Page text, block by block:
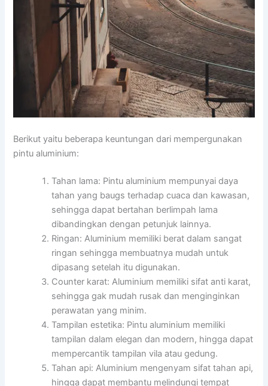
Berikut yaitu beberapa keuntungan dari mempergunakan
pintu aluminium:
Tahan lama: Pintu aluminium mempunyai daya
tahan yang baugs terhadap cuaca dan kawasan,
sehingga dapat bertahan berlimpah lama
dibandingkan dengan petunjuk lainnya.
Ringan: Aluminium memiliki berat dalam sangat
ringan sehingga membuatnya mudah untuk
dipasang setelah itu digunakan.
Counter karat: Aluminium memiliki sifat anti karat,
sehingga gak mudah rusak dan menginginkan
perawatan yang minim.
Tampilan estetika: Pintu aluminium memiliki
tampilan dalam elegan dan modern, hingga dapat
mempercantik tampilan vila atau gedung.
Tahan api: Aluminium mengenyam sifat tahan api,
hingga dapat membantu melindungi tempat